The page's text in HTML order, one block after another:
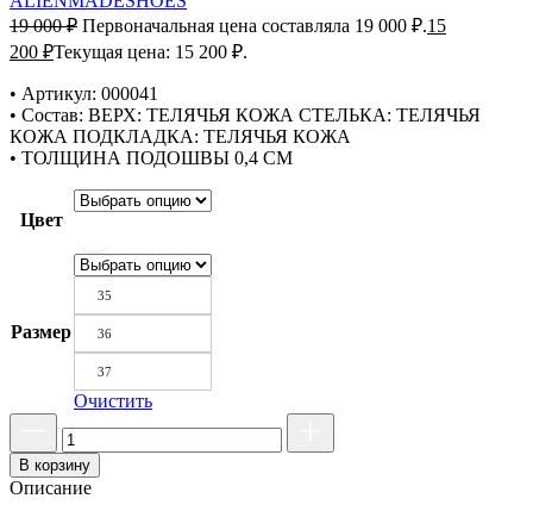
19 000₽ Первоначальная цена составляла 19 000 ₽.15
200 ₽Текущая цена: 15 200 ₽.
• Артикул: 000041
• Состав: ВЕРХ: ТЕЛЯЧЬЯ КОЖА СТЕЛЬКА: ТЕЛЯЧЬЯ
КОЖА ПОДКЛАДКА: ТЕЛЯЧЬЯ КОЖА
• ТОЛЩИНА ПОДОШВЫ 0,4 СМ
Цвет
Размер
35
36
37
Очистить
В корзину
Описание